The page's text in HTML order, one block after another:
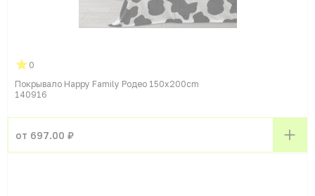
0
Покрывало Happy Family Родео 150x200cm
140916
от 697.00 ₽